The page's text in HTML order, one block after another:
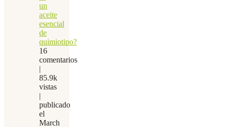
un
aceite
esencial
de
quimiotipo?
16
comentarios
|
85.9k
vistas
|
publicado
el
March